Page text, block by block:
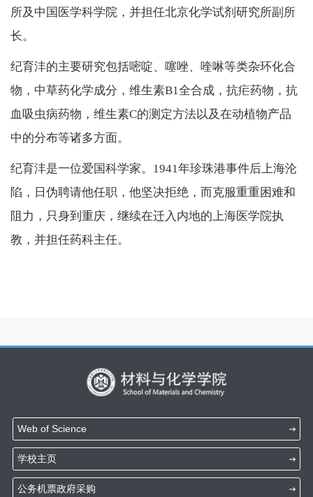
所及中国医学科学院，并担任北京化学试剂研究所副所
长。
纪育沣的主要研究包括嘧啶、噻唑、喹啉等类杂环化合
物，中草药化学成分，维生素B1全合成，抗疟药物，抗
血吸虫病药物，维生素C的测定方法以及在动植物产品
中的分布等诸多方面。
纪育沣是一位爱国科学家。1941年珍珠港事件后上海沦
陷，日伪聘请他任职，他坚决拒绝，而克服重重困难和
阻力，只身到重庆，继续在迁入内地的上海医学院执
教，并担任药科主任。
Web of Science
学校主页
公务机票政府采购